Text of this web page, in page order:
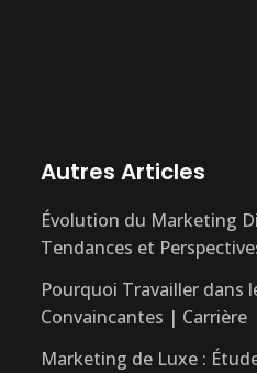
Autres Articles
Évolution du Marketing
Tendances et
Pourquoi Travailler dans
Convaincantes | Carrière
Marketing de Luxe :